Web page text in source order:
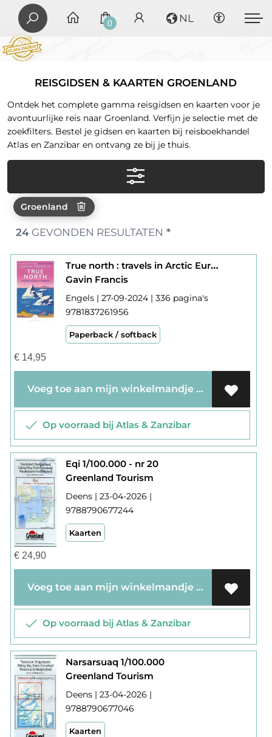
0 NL
REISGIDSEN & KAARTEN GROENLAND
Ontdek het complete gamma reisgidsen en kaarten voor je
avontuurlijke reis naar Groenland. Verfijn je selectie met de
zoekfilters. Bestel je gidsen en kaarten bij reisboekhandel
Atlas en Zanzibar en ontvang ze bij je thuis.
Groenland
24GEVONDEN RESULTATEN *
True north : travels in Arctic Europe
Gavin Francis
Engels | 27-09-2024 | 336 pagina's
9781837261956
Paperback / softback
€14,95
Voeg toe aan mijn winkelmandje
Op voorraad bij Atlas & Zanzibar
Eqi 1/100.000 - nr 20
Greenland Tourism
Deens | 23-04-2026 |
9788790677244
Kaarten
€24,90
Voeg toe aan mijn winkelmandje
Op voorraad bij Atlas & Zanzibar
Narsarsuaq 1/100.000
Greenland Tourism
Deens | 23-04-2026 |
9788790677046
Kaarten